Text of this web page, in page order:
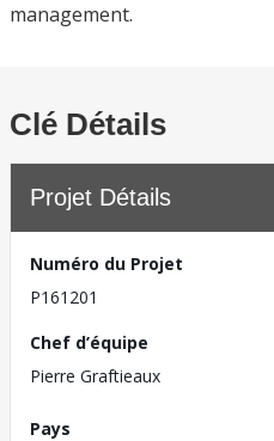
management.
Clé Détails
Projet Détails
Numéro du Projet
P161201
Chef d’équipe
Pierre Graftieaux
Pays